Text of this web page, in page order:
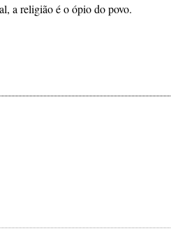
a religião é o ópio do povo.